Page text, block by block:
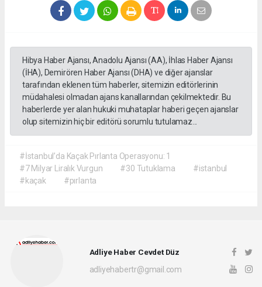
Hibya Haber Ajansı, Anadolu Ajansı (AA), İhlas Haber Ajansı
(İHA), Demirören Haber Ajansı (DHA) ve diğer ajanslar
tarafından eklenen tüm haberler, sitemizin editörlerinin
müdahalesi olmadan ajans kanallarından çekilmektedir. Bu
haberlerde yer alan hukuki muhataplar haberi geçen ajanslar
olup sitemizin hiç bir editörü sorumlu tutulamaz...
#İstanbul’da Kaçak Pırlanta Operasyonu: 1
#7 Milyar Liralık Vurgun
#30 Tutuklama
#istanbul
#kaçak
#pırlanta
Adliye Haber Cevdet Düz
adliyehabertr@gmail.com